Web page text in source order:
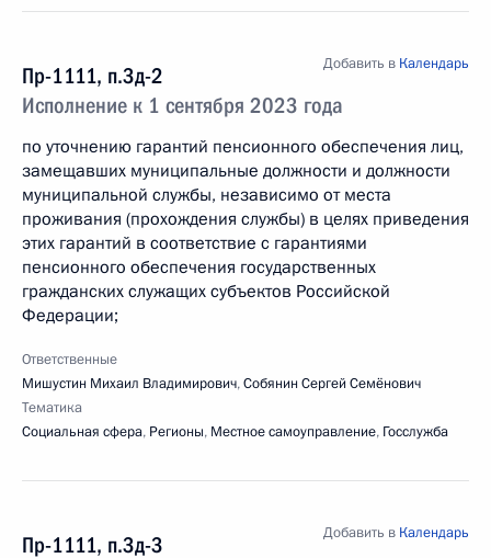
Пр-1111, п.3д-2
Исполнение к 1 сентября 2023 года
Добавить в Календарь
по уточнению гарантий пенсионного обеспечения лиц,
замещавших муниципальные должности и должности
муниципальной службы, независимо от места
проживания (прохождения службы) в целях приведения
этих гарантий в соответствие с гарантиями
пенсионного обеспечения государственных
гражданских служащих субъектов Российской
Федерации;
Ответственные
Мишустин Михаил Владимирович,Собянин Сергей Семёнович
Тематика
Социальная сфера, Регионы, Местное самоуправление, Госслужба
Пр-1111, п.3д-3
Добавить в Календарь